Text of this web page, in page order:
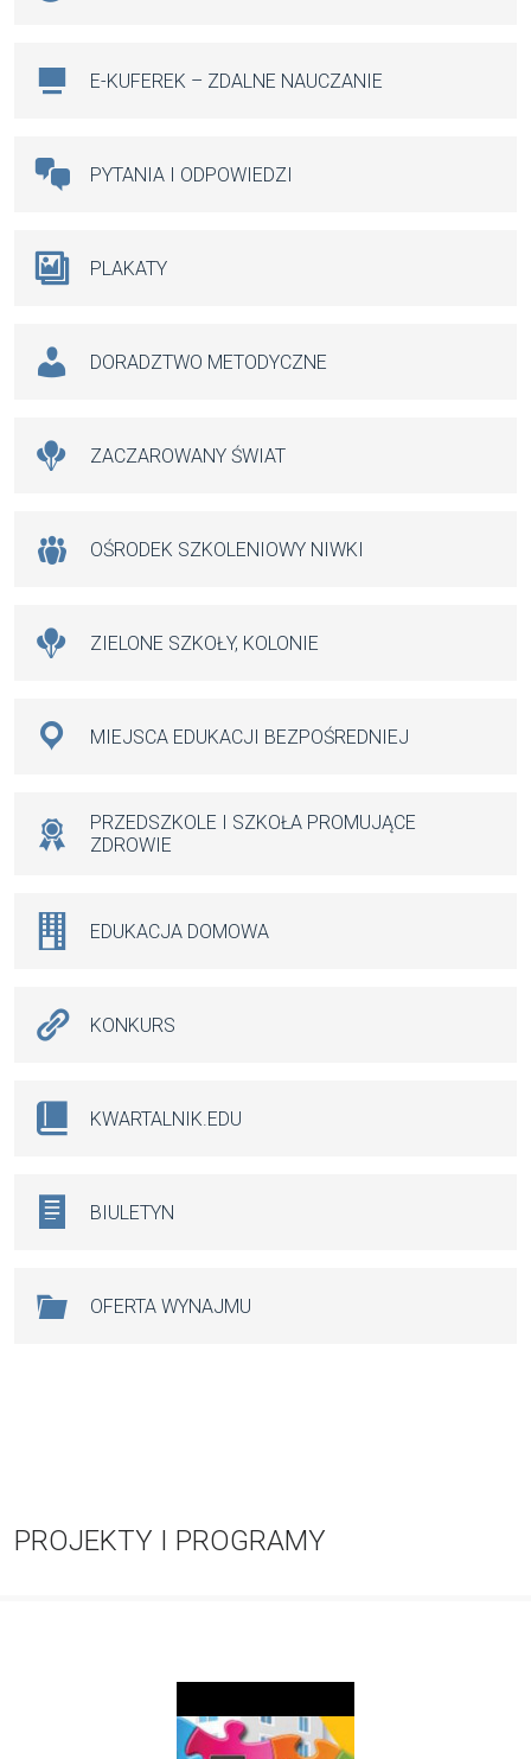
E-KUFEREK – ZDALNE NAUCZANIE
PYTANIA I ODPOWIEDZI
PLAKATY
DORADZTWO METODYCZNE
ZACZAROWANY ŚWIAT
OŚRODEK SZKOLENIOWY NIWKI
ZIELONE SZKOŁY, KOLONIE
MIEJSCA EDUKACJI BEZPOŚREDNIEJ
PRZEDSZKOLE I SZKOŁA PROMUJĄCE
ZDROWIE
EDUKACJA DOMOWA
KONKURS
KWARTALNIK.EDU
BIULETYN
OFERTA WYNAJMU
PROJEKTY I PROGRAMY